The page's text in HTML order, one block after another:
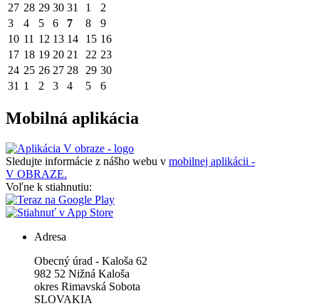
27 28 29 30 31 1
2
3
4 5 6 7 8
9
10 11 12 13 14 15 16
17 18 19 20 21 22 23
24 25 26 27 28 29 30
31 1 2 3 4 5 6
Mobilná aplikácia
Sledujte informácie z nášho webu v mobilnej aplikácii -
V OBRAZE.
Voľne k stiahnutiu:
Adresa
Obecný úrad - Kaloša 62
982 52 Nižná Kaloša
okres Rimavská Sobota
SLOVAKIA